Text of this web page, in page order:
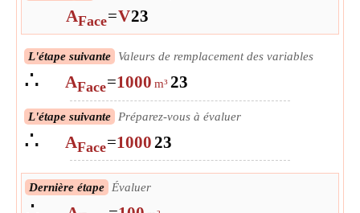
AFace=V23
L'étape suivante Valeurs de remplacement des variables
∴ AFace=1000 m³23
L'étape suivante Préparez-vous à évaluer
∴ AFace=100023
Dernière étape Évaluer